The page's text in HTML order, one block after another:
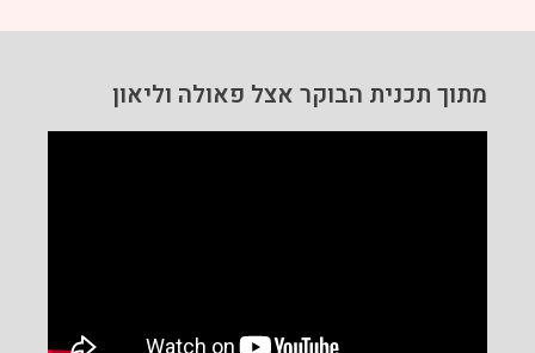
מתוך תכנית הבוקר אצל פאולה וליאון